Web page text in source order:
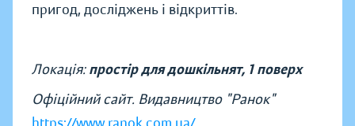
пригод, досліджень і відкриттів.
Локація:простір для дошкільнят, 1 поверх
Офіційний сайт. Видавництво "Ранок"